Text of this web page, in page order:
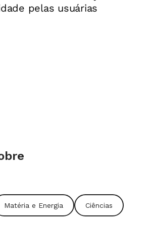
outros viam a eólica e a
"Toda fonte de
que pareça ser, tem seus
energética de um local
riscos ambientais".
Matéria e Energia Ciências